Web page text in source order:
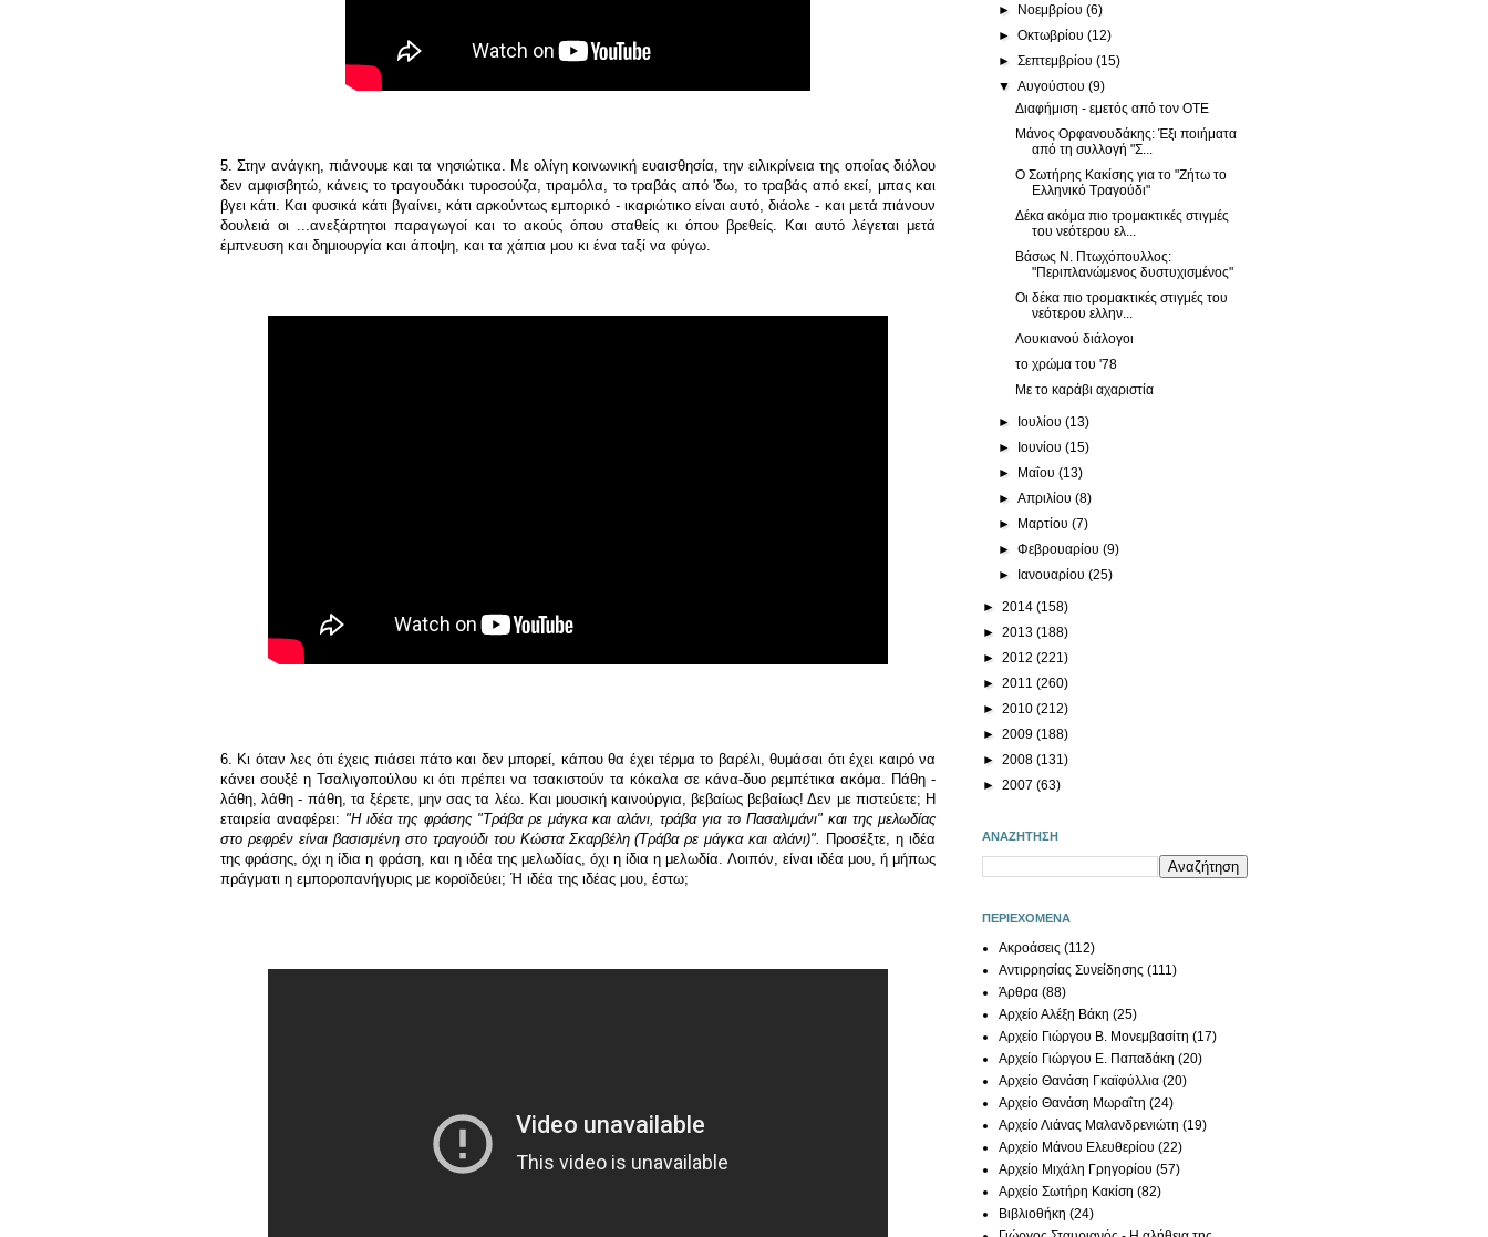
5. Στην ανάγκη, πιάνουμε και τα νησιώτικα. Με ολίγη κοινωνική ευαισθησία, την ειλικρίνεια της οποίας διόλου
δεν αμφισβητώ, κάνεις το τραγουδάκι τυροσούζα, τιραμόλα, το τραβάς από 'δω, το τραβάς από εκεί, μπας και
βγει κάτι. Και φυσικά κάτι βγαίνει, κάτι αρκούντως εμπορικό - ικαριώτικο είναι αυτό, διάολε - και μετά πιάνουν
δουλειά οι ...ανεξάρτητοι παραγωγοί και το ακούς όπου σταθείς κι όπου βρεθείς. Και αυτό λέγεται μετά
έμπνευση και δημιουργία και άποψη, και τα χάπια μου κι ένα ταξί να φύγω.
6. Κι όταν λες ότι έχεις πιάσει πάτο και δεν μπορεί, κάπου θα έχει τέρμα το βαρέλι, θυμάσαι ότι έχει καιρό να
κάνει σουξέ η Τσαλιγοπούλου κι ότι πρέπει να τσακιστούν τα κόκαλα σε κάνα-δυο ρεμπέτικα ακόμα. Πάθη -
λάθη, λάθη - πάθη, τα ξέρετε, μην σας τα λέω. Και μουσική καινούργια, βεβαίως βεβαίως! Δεν με πιστεύετε; Η
εταιρεία αναφέρει: "Η ιδέα της φράσης "Τράβα ρε μάγκα και αλάνι, τράβα για το Πασαλιμάνι" και της μελωδίας
στο ρεφρέν είναι βασισμένη στο τραγούδι του Κώστα Σκαρβέλη (Τράβα ρε μάγκα και αλάνι)". Προσέξτε, η ιδέα
της φράσης, όχι η ίδια η φράση, και η ιδέα της μελωδίας, όχι η ίδια η μελωδία. Λοιπόν, είναι ιδέα μου, ή μήπως
πράγματι η εμποροπανήγυρις με κοροϊδεύει; Ή ιδέα της ιδέας μου, έστω;
► Νοεμβρίου(6)
►Οκτωβρίου(12)
►Σεπτεμβρίου(15)
▼Αυγούστου(9)
Διαφήμιση - εμετός από τον ΟΤΕ
Μάνος Ορφανουδάκης: Έξι ποιήματα
από τη συλλογή "Σ...
Ο Σωτήρης Κακίσης για το "Ζήτω το
Ελληνικό Τραγούδι"
Δέκα ακόμα πιο τρομακτικές στιγμές
του νεότερου ελ...
Βάσως Ν. Πτωχόπουλλος:
"Περιπλανώμενος δυστυχισμένος"
Οι δέκα πιο τρομακτικές στιγμές του
νεότερου ελλην...
Λουκιανού διάλογοι
το χρώμα του '78
Με το καράβι αχαριστία
► Ιουλίου(13)
► Ιουνίου(15)
► Μαΐου(13)
►Απριλίου(8)
► Μαρτίου(7)
►Φεβρουαρίου(9)
► Ιανουαρίου(25)
► 2014 (158)
► 2013 (188)
► 2012 (221)
► 2011 (260)
► 2010 (212)
► 2009 (188)
► 2008 (131)
► 2007 (63)
ΑΝΑΖΗΤΗΣΗ
ΠΕΡΙΕΧΟΜΕΝΑ
Ακροάσεις (112)
Αντιρρησίας Συνείδησης (111)
Άρθρα (88)
Αρχείο Αλέξη Βάκη (25)
Αρχείο Γιώργου Β. Μονεμβασίτη (17)
Αρχείο Γιώργου Ε. Παπαδάκη (20)
Αρχείο Θανάση Γκαϊφύλλια (20)
Αρχείο Θανάση Μωραΐτη (24)
Αρχείο Λιάνας Μαλανδρενιώτη (19)
Αρχείο Μάνου Ελευθερίου (22)
Αρχείο Μιχάλη Γρηγορίου (57)
Αρχείο Σωτήρη Κακίση (82)
Βιβλιοθήκη (24)